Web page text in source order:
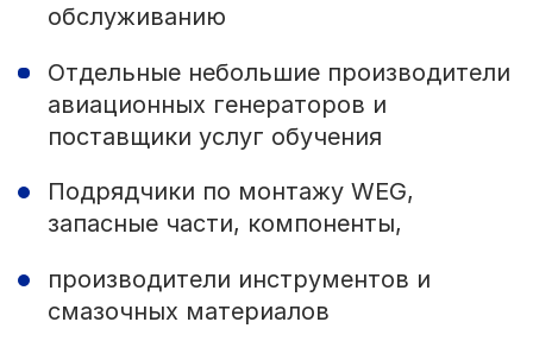
обслуживанию
Отдельные небольшие производители
авиационных генераторов и
поставщики услуг обучения
Подрядчики по монтажу WEG,
запасные части, компоненты,
производители инструментов и
смазочных материалов